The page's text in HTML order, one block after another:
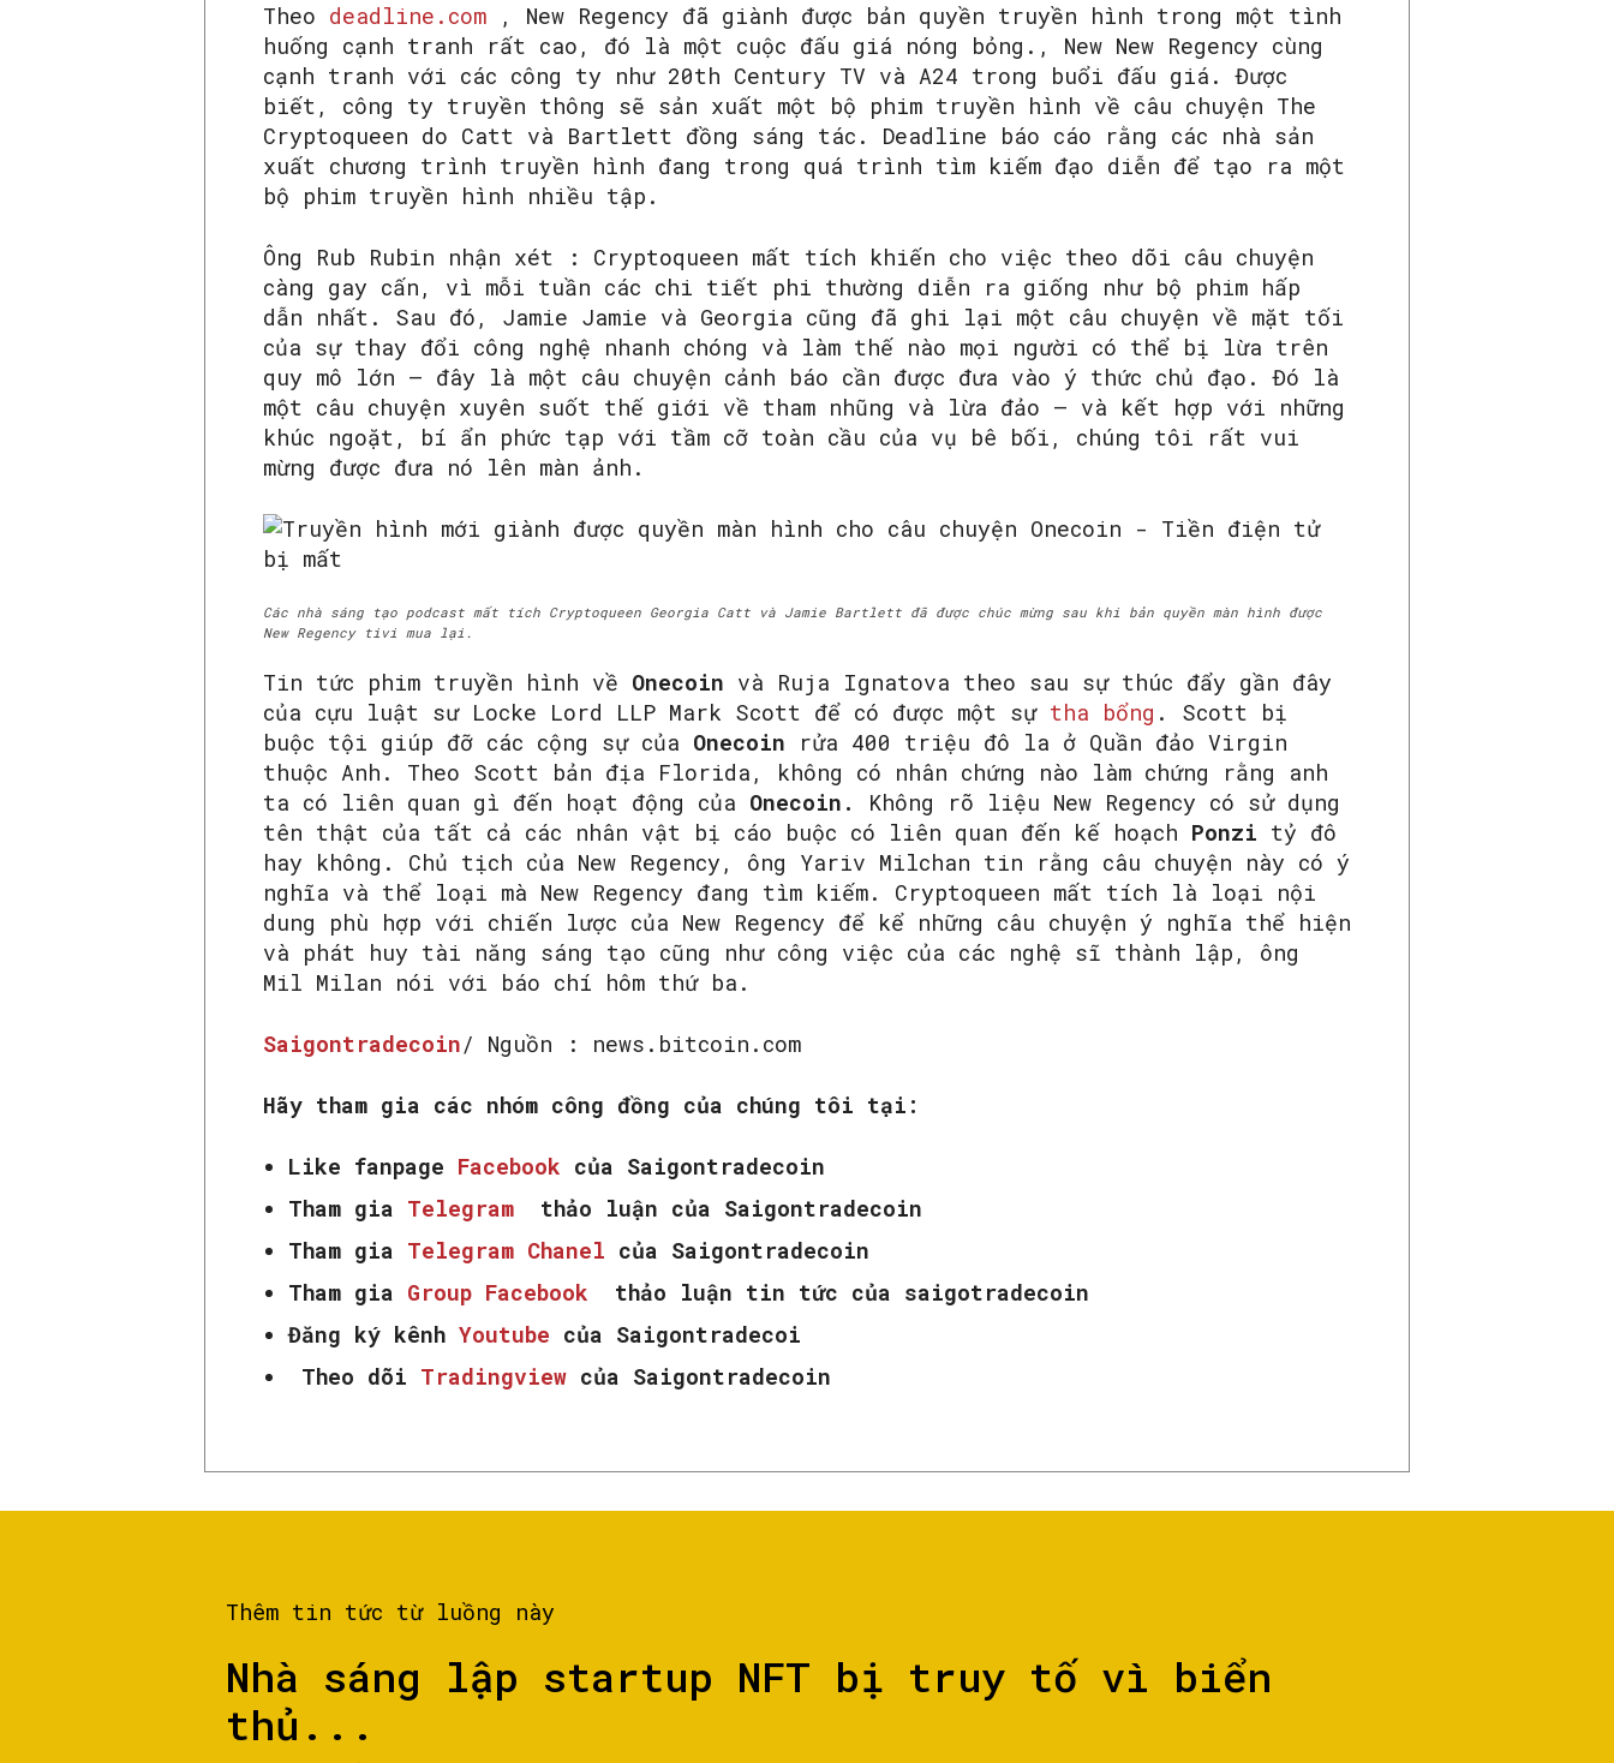
Theo deadline.com , New Regency đã giành được bản quyền truyền hình trong một tình
huống cạnh tranh rất cao, đó là một cuộc đấu giá nóng bỏng., New New Regency cùng
cạnh tranh với các công ty như 20th Century TV và A24 trong buổi đấu giá. Được
biết, công ty truyền thông sẽ sản xuất một bộ phim truyền hình về câu chuyện The
Cryptoqueen do Catt và Bartlett đồng sáng tác. Deadline báo cáo rằng các nhà sản
xuất chương trình truyền hình đang trong quá trình tìm kiếm đạo diễn để tạo ra một
bộ phim truyền hình nhiều tập.
Ông Rub Rubin nhận xét : Cryptoqueen mất tích khiến cho việc theo dõi câu chuyện
càng gay cấn, vì mỗi tuần các chi tiết phi thường diễn ra giống như bộ phim hấp
dẫn nhất. Sau đó, Jamie Jamie và Georgia cũng đã ghi lại một câu chuyện về mặt tối
của sự thay đổi công nghệ nhanh chóng và làm thế nào mọi người có thể bị lừa trên
quy mô lớn – đây là một câu chuyện cảnh báo cần được đưa vào ý thức chủ đạo. Đó là
một câu chuyện xuyên suốt thế giới về tham nhũng và lừa đảo – và kết hợp với những
khúc ngoặt, bí ẩn phức tạp với tầm cỡ toàn cầu của vụ bê bối, chúng tôi rất vui
mừng được đưa nó lên màn ảnh.
Các nhà sáng tạo podcast mất tích Cryptoqueen Georgia Catt và Jamie Bartlett đã được chúc mừng sau khi bản quyền màn hình được
New Regency tivi mua lại.
Tin tức phim truyền hình về Onecoin và Ruja Ignatova theo sau sự thúc đẩy gần đây
của cựu luật sư Locke Lord LLP Mark Scott để có được một sự tha bổng . Scott bị
buộc tội giúp đỡ các cộng sự của Onecoin
rửa 400 triệu đô la ở Quần đảo Virgin
thuộc Anh. Theo Scott bản địa Florida, không có nhân chứng nào làm chứng rằng anh
ta có liên quan gì đến hoạt động của Onecoin.
Không rõ liệu New Regency có sử dụng
tên thật của tất cả các nhân vật bị cáo buộc có liên quan đến kế hoạch Ponzi tỷ đô
hay không. Chủ tịch của New Regency, ông Yariv Milchan tin rằng câu chuyện này có ý
nghĩa và thể loại mà New Regency đang tìm kiếm. Cryptoqueen mất tích là loại nội
dung phù hợp với chiến lược của New Regency để kể những câu chuyện ý nghĩa thể hiện
và phát huy tài năng sáng tạo cũng như công việc của các nghệ sĩ thành lập, ông
Mil Milan nói với báo chí hôm thứ ba.
Saigontradecoin/ Nguồn : news.bitcoin.com
Hãy tham gia các nhóm công đồng của chúng tôi tại:
Like fanpage Facebook của Saigontradecoin
Tham gia Telegram
thảo luận của Saigontradecoin
Tham gia Telegram Chanel của Saigontradecoin
Tham gia Group Facebook
thảo luận tin tức của saigotradecoin
Đăng ký kênh Youtube của Saigontradecoi
Theo dõi Tradingview của Saigontradecoin
Thêm tin tức từ luồng này
Nhà sáng lập startup NFT bị truy tố vì biển
thủ...